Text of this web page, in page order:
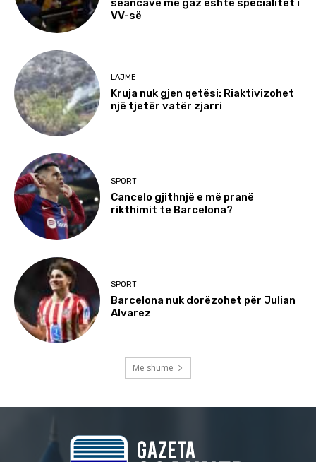
seancave me gaz është specialitet i
VV-së
LAJME
Kruja nuk gjen qetësi: Riaktivizohet
një tjetër vatër zjarri
SPORT
Cancelo gjithnjë e më pranë
rikthimit te Barcelona?
SPORT
Barcelona nuk dorëzohet për Julian
Alvarez
Më shumë